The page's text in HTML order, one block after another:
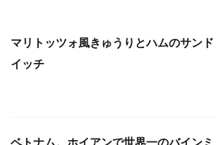
マリトッツォ風きゅうりとハムのサンド
イッチ